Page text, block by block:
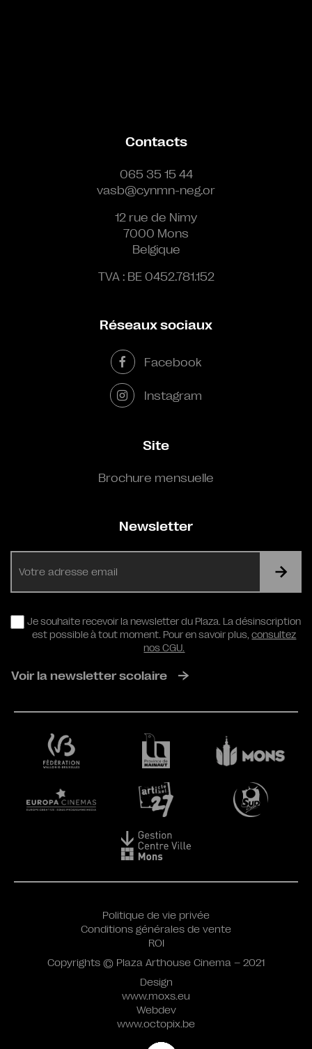
Contacts
065 35 15 44
vasb@cynmn-neg.or
12 rue de Nimy
7000 Mons
Belgique
TVA : BE 0452.781.152
Réseaux sociaux
Facebook
Instagram
Site
Brochure mensuelle
Newsletter
RGPD
Je souhaite recevoir la newsletter du Plaza. La désinscription
est possible à tout moment. Pour en savoir plus,consultez
nos CGU.
Voir la newsletter scolaire
Design
www.moxs.eu
Webdev
www.octopix.be
Politique de vie privée
Conditions générales de vente
ROI
Copyrights © Plaza Arthouse Cinema – 2021